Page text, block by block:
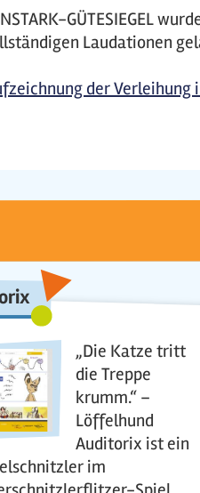
GÜTESIEGEL
Laudationen
der Verleihung
„Die Katze tritt
die Treppe
krumm.“ –
Löffelhund
Auditorix ist ein
im